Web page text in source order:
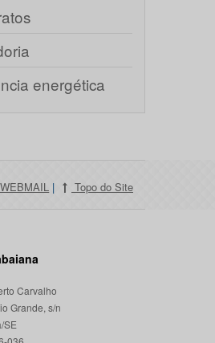
energética
WEBMAIL | Topo do Site
Carvalho
Grande, s/n
SE